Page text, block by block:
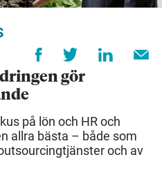
gör
på lön och HR och
allra bästa – både som
och av